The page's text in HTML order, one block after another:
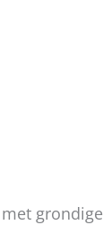
grondige